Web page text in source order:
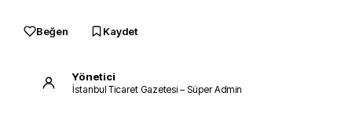
Beğen Kaydet
Yönetici
İstanbul Ticaret Gazetesi – Süper Admin